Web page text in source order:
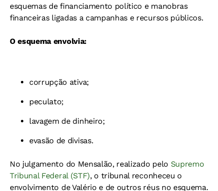
esquemas de financiamento político e manobras
financeiras ligadas a campanhas e recursos públicos.
O esquema envolvia:
corrupção ativa;
peculato;
lavagem de dinheiro;
evasão de divisas.
No julgamento do Mensalão, realizado pelo Supremo
Tribunal Federal (STF), o tribunal reconheceu o
envolvimento de Valério e de outros réus no esquema.